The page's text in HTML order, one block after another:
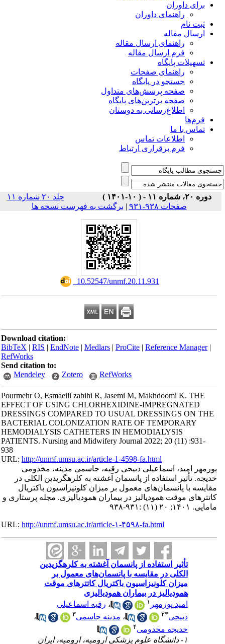
برای داوران
راهنمای داوران
ثبت نام
ارسال مقاله
راهنمای ارسال مقاله
فرم ارسال مقاله
تسهیلات پایگاه
راهنمای صفحات
جستجو در پایگاه
صفحه پرسش‌های متداول
صفحه برترین‌های پایگاه
اطلاع‌رسانی به دوستان
فرم‌ها
تماس با ما
اطلاعات تماس
فرم برقراری ارتباط
دوره ۲۰، شماره ۱۱ - ( ۱۰-۱۴۰۱ )
جلد ۲۰ شماره ۱۱
صفحات ۹۳۸-۹۳۱
|برگشت به فهرست نسخه ها
‎ 10.52547/unmf.20.11.931
Download citation:
BibTeX|RIS|EndNote|Medlars|ProCite|Reference Manager
RefWorks
Send citation to:
Mendeley
Zotero RefWorks
Pourmehr O, Esmaeili zabihi R, Jasemi M, Makhdoomi K. THE
EFFECT OF USING CHLORHEXIDINE-IMPREGNATED
DRESSINGS COMPARED TO USUAL DRESSINGS ON THE
BACTERIAL COLONIZATION RATE OF TEMPORARY
HEMODIALYSIS CATHETERS IN HEMODIALYSIS
PATIENTS. Nursing and Midwifery Journal 2022; 20 (11) :931-
938
URL:http://unmf.umsu.ac.ir/article-1-4598-fa.html
پورمهر امید، اسماعیلی ذبیحی رقیه، جاسمی مدینه، مخدومی
خدیجه. تأثیر استفاده از پانسمان آغشته به کلرهگزیدین الکلی در
مقایسه با پانسمان‌های معمول بر میزان کلونیزاسیون باکتریال
کاتترهای موقت همودیالیز در بیماران همودیالیزی. مجله پرستاری و
مامایی. ۱۴۰۱; ۲۰ (۱۱) :۹۳۱-۹۳۸
URL:http://unmf.umsu.ac.ir/article-۱-۴۵۹۸-fa.html
تأثیر استفاده از پانسمان آغشته به کلرهگزیدین
الکلی در مقایسه با پانسمان‌های معمول بر
میزان کلونیزاسیون باکتریال کاتترهای موقت
همودیالیز در بیماران همودیالیزی
امید پورمهر
،رقیه اسماعیلی
ذبیحی
۲ ،مدینه جاسمی
،
خدیجه مخدومی